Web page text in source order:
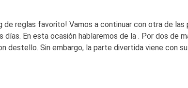
de reglas favorito! Vamos a continuar con otra de las
En esta ocasión hablaremos de la . Por dos de
destello. Sin embargo, la parte divertida viene con su